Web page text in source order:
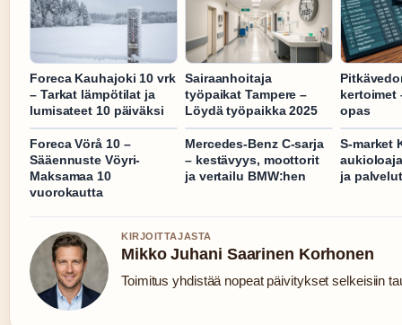
Foreca Kauhajoki 10 vrk
– Tarkat lämpötilat ja
lumisateet 10 päiväksi
Sairaanhoitaja
työpaikat Tampere –
Löydä työpaikka 2025
kertoimet
opas
Foreca Vörå 10 –
Sääennuste Vöyri-
Maksamaa 10
vuorokautta
Mercedes-Benz C-sarja
– kestävyys, moottorit
ja vertailu BMW:hen
S-market
ja palvelut
KIRJOITTAJASTA
Mikko Juhani Saarinen Korhonen
Toimitus yhdistää nopeat päivitykset selkeisiin